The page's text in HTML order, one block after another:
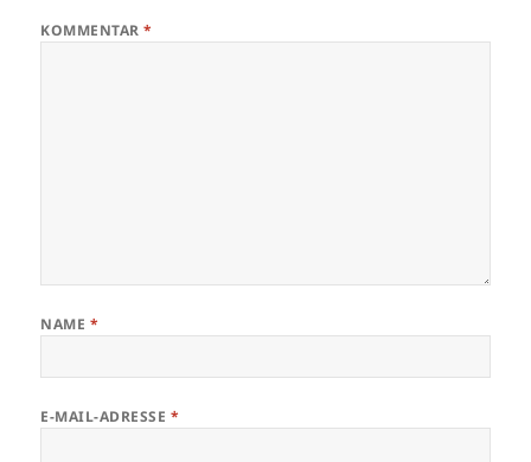
KOMMENTAR*
NAME *
E-MAIL-ADRESSE *